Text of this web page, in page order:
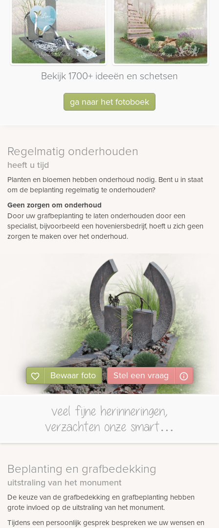
Bekijk 1700+ ideeën en schetsen
ga naar het fotoboek
Regelmatig onderhouden
heeft u tijd
Planten en bloemen hebben onderhoud nodig. Bent u in staat
om de beplanting regelmatig te onderhouden?
Geen zorgen om onderhoud
Door uw grafbeplanting te laten onderhouden door een
specialist, bijvoorbeeld een hoveniersbedrijf, hoeft u zich geen
zorgen te maken over het onderhoud.
Bewaar foto Stel een vraag
veel fijne herinneringen,
verzachten onze smart…
Beplanting en grafbedekking
uitstraling van het monument
De keuze van de grafbedekking en grafbeplanting hebben
grote invloed op de uitstraling van het monument.
Tijdens een persoonlijk gesprek bespreken we uw wensen en